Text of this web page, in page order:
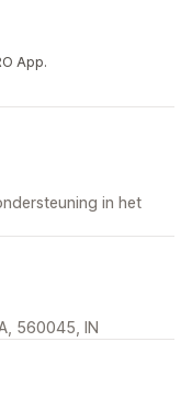
App.
in het
560045, IN